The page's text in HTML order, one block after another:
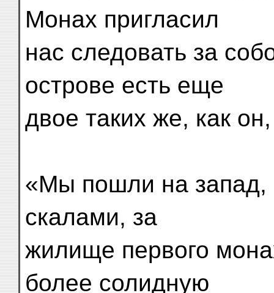
Монах пригласил
нас следовать за
острове есть еще
двое таких же, как
«Мы пошли на запад,
скалами, за
жилище первого
более солидную